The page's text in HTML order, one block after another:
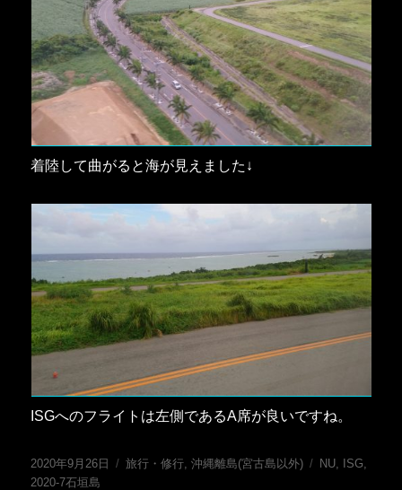
着陸して曲がると海が見えました↓
ISGへのフライトは左側であるA席が良いですね。
投
稿
2020年9月26日
カ
旅行・修行 ,沖縄離島(宮古島以外)
タ
NU ISG
2020-7石垣島